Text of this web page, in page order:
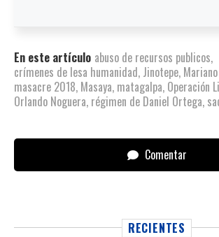
En este artículo abuso de recursos publicos,
crímenes de lesa humanidad, Jinotepe,
masacre 2018, Masaya, matagalpa, Operación
Orlando Noguera, régimen de Daniel Ortega,
Comentar
RECIENTES